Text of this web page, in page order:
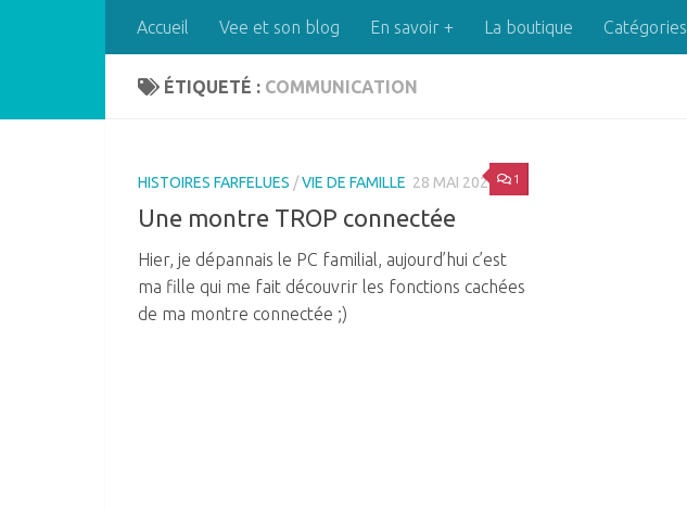
Skip to contentAccueil Vee et son blog En savoir + La boutique Catégories
ÉTIQUETÉ : COMMUNICATION
1
HISTOIRES FARFELUES /VIE DE FAMILLE 28 MAI 2026
Une montre TROP connectée
Hier, je dépannais le PC familial, aujourd’hui c’est
ma fille qui me fait découvrir les fonctions cachées
de ma montre connectée ;)